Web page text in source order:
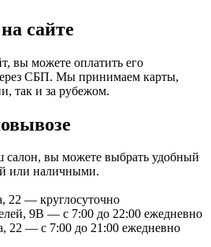
сайте
вы можете оплатить его
СБП. Мы принимаем карты,
так и за рубежом.
вы можете выбрать удобный
или наличными.
22 — круглосуточно
9В — с 7:00 до 22:00 ежедневно
22 — с 7:00 до 21:00 ежедневно